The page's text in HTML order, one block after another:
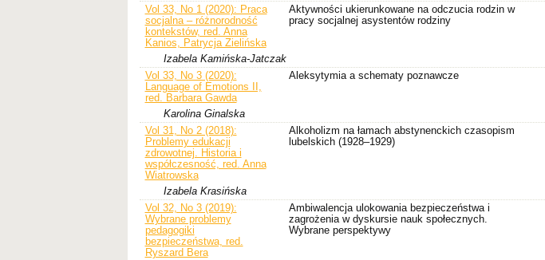
Vol 33, No 1 (2020): Praca
socjalna – różnorodność
kontekstów, red. Anna
Kanios, Patrycja Zielińska
Aktywności ukierunkowane na odczucia rodzin w
pracy socjalnej asystentów rodziny
Izabela Kamińska-Jatczak
Vol 33, No 3 (2020):
Language of Emotions II,
red. Barbara Gawda
Aleksytymia a schematy poznawcze
Karolina Ginalska
Vol 31, No 2 (2018):
Problemy edukacji
zdrowotnej. Historia i
współczesność, red. Anna
Wiatrowska
Alkoholizm na łamach abstynenckich czasopism
lubelskich (1928–1929)
Izabela Krasińska
Vol 32, No 3 (2019):
Wybrane problemy
pedagogiki
bezpieczeństwa, red.
Ryszard Bera
Ambiwalencja ulokowania bezpieczeństwa i
zagrożenia w dyskursie nauk społecznych.
Wybrane perspektywy